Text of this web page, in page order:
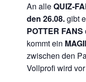
An alleQUIZ-
den 26.08.gibt
POTTER FANS
kommt ein
zwischen den
Vollprofi wird